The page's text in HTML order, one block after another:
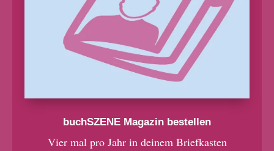
buchSZENE Magazin bestellen
Vier mal pro Jahr in deinem Briefkasten